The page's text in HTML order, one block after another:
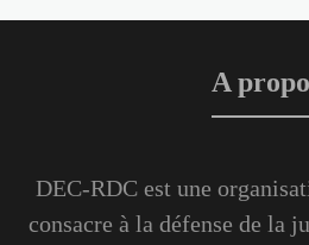
A
DEC-RDC est une
consacre à la défense de la